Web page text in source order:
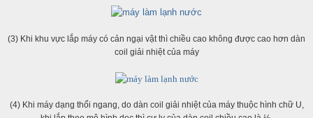
(3) Khi khu vực lắp máy có cản ngại vật thì chiều cao không được cao hơn dàn
coil giải nhiệt của máy
(4) Khi máy dạng thổi ngang, do dàn coil giải nhiệt của máy thuộc hình chữ U,